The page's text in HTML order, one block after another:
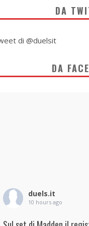
DA
di @duelsit
DA
duels.it
10 hours ago